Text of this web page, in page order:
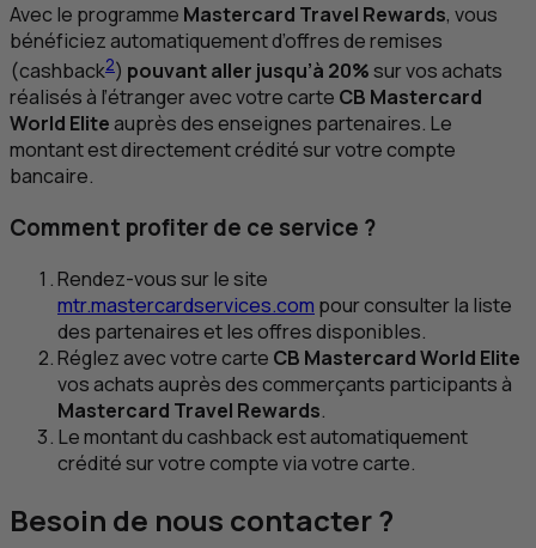
Avec le programme Mastercard Travel Rewards, vous
bénéficiez automatiquement d’offres de remises
(cashback2) pouvant aller jusqu’à 20%sur vos achats
réalisés à l’étranger avec votre carte CB Mastercard
World Eliteauprès des enseignes partenaires. Le
montant est directement crédité sur votre compte
bancaire.
Comment profiter de ce service ?
Rendez-vous sur le site
mtr.mastercardservices.com pour consulter la liste
des partenaires et les offres disponibles.
Réglez avec votre carte CB Mastercard World Elite
vos achats auprès des commerçants participants à
Mastercard Travel Rewards.
Le montant ducashbackest automatiquement
crédité sur votre compte via votre carte.
Besoin de nous contacter ?